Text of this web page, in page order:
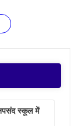
स्कूल में